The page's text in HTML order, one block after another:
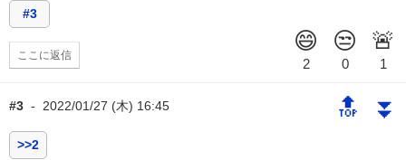
#3
ここに返信
#3 - 2022/01/27 (木) 16:45 🔝 ⏬
>>2